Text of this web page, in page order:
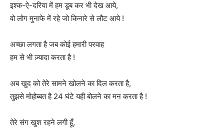
इश्क-ऐ-दरिया में हम डूब कर भी देख आये,
वो लोग मुनाफे में रहे जो किनारे से लौट आये !
अच्छा लगता है जब कोई हमारी परवाह
हम से भी ज़्यादा करता है !
अब खुद को तेरे सामने खोलने का दिल करता है,
तुझसे मोहोब्बत है 24 घंटे यही बोलने का मन करता है !
तेरे संग खुश रहने लगी हूँ,